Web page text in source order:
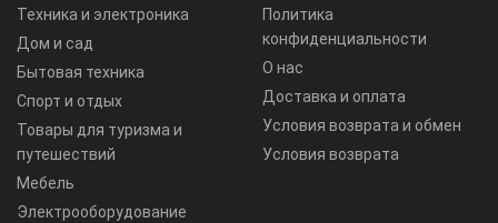
Техника и электроника
Дом и сад
Бытовая техника
Спорт и отдых
Товары для туризма и
путешествий
Мебель
Электрооборудование
Политика
конфиденциальности
О нас
Доставка и оплата
Условия возврата и обмен
Условия возврата